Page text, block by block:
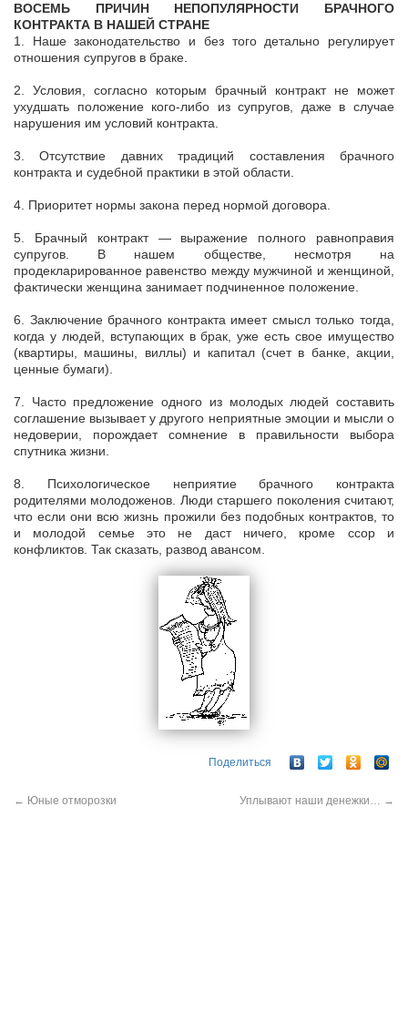
ВОСЕМЬ ПРИЧИН НЕПОПУЛЯРНОСТИ БРАЧНОГО
КОНТРАКТА В НАШЕЙ СТРАНЕ
1. Наше законодательство и без того детально регулирует
отношения супругов в браке.
2. Условия, согласно которым брачный контракт не может
ухудшать положение кого-либо из супругов, даже в случае
нарушения им условий контракта.
3. Отсутствие давних традиций составления брачного
контракта и судебной практики в этой области.
4. Приоритет нормы закона перед нормой договора.
5. Брачный контракт — выражение полного равноправия
супругов. В нашем обществе, несмотря на
продекларированное равенство между мужчиной и женщиной,
фактически женщина занимает подчиненное положение.
6. Заключение брачного контракта имеет смысл только тогда,
когда у людей, вступающих в брак, уже есть свое имущество
(квартиры, машины, виллы) и капитал (счет в банке, акции,
ценные бумаги).
7. Часто предложение одного из молодых людей составить
соглашение вызывает у другого неприятные эмоции и мысли о
недоверии, порождает сомнение в правильности выбора
спутника жизни.
8. Психологическое неприятие брачного контракта
родителями молодоженов. Люди старшего поколения считают,
что если они всю жизнь прожили без подобных контрактов, то
и молодой семье это не даст ничего, кроме ссор и
конфликтов. Так сказать, развод авансом.
Поделиться
← Юные отморозки Уплывают наши денежки… →